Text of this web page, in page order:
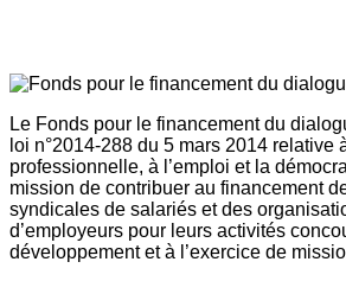
Le Fonds pour le financement du
loi n°2014-288 du 5 mars 2014 relative
professionnelle, à l’emploi et la
mission de contribuer au financement
syndicales de salariés et des
d’employeurs pour leurs activités
développement et à l’exercice de